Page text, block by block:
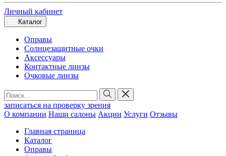
Личный кабинет
Каталог
Оправы
Солнцезащитные очки
Аксессуары
Контактные линзы
Очковые линзы
записаться на проверку зрения
О компании Наши салоны Акции Услуги Отзывы
Главная страница
Каталог
Оправы